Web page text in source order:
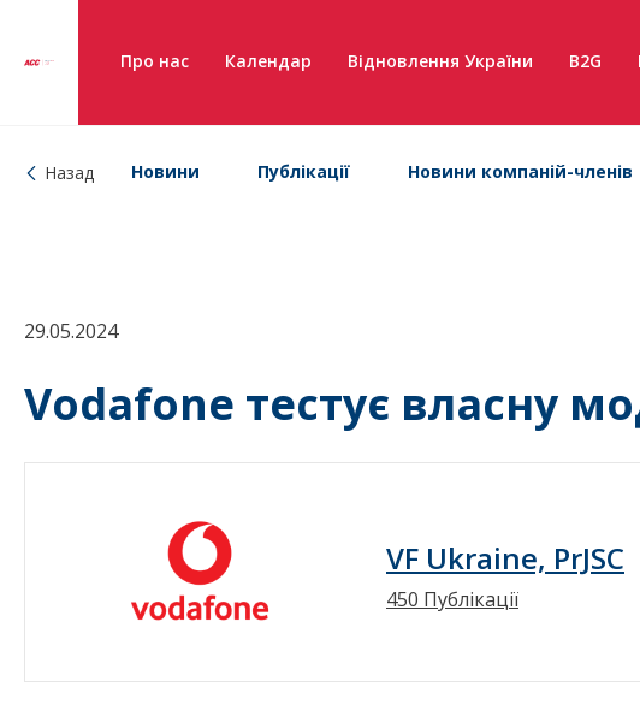
Про нас Календар Відновлення України B2G
Назад Новини Публікації Новини компаній-членів
29.05.2024
Vodafone тестує власну
VF Ukraine, PrJSC
450 Публікації